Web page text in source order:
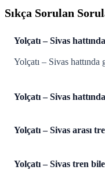
Sıkça Sorulan
Yolçatı – Sivas
Yolçatı – Sivas
Yolçatı – Sivas
Yolçatı – Sivas arası
Yolçatı – Sivas tren